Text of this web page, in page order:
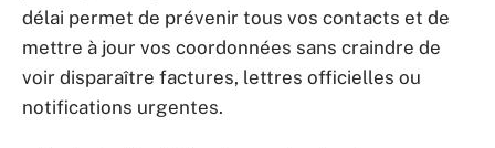
délai permet de prévenir tous vos contacts et de
mettre à jour vos coordonnées sans craindre de
voir disparaître factures, lettres officielles ou
notifications urgentes.